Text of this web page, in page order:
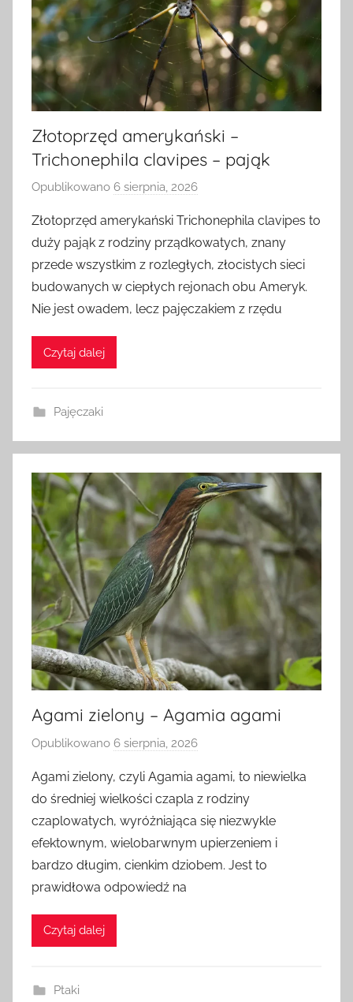
Złotoprzęd amerykański –
Trichonephila clavipes – pająk
Opublikowano 6 sierpnia, 2026
z
e
z
a
d
Złotoprzęd amerykański Trichonephila clavipes to
duży pająk z rodziny prządkowatych, znany
przede wszystkim z rozległych, złocistych sieci
budowanych w ciepłych rejonach obu Ameryk.
Nie jest owadem, lecz pajęczakiem z rzędu
Czytaj dalej
Pajęczaki
Agami zielony – Agamia agami
Opublikowano 6 sierpnia, 2026
z
e
z
a
d
Agami zielony, czyli Agamia agami, to niewielka
do średniej wielkości czapla z rodziny
czaplowatych, wyróżniająca się niezwykle
efektownym, wielobarwnym upierzeniem i
bardzo długim, cienkim dziobem. Jest to
prawidłowa odpowiedź na
Czytaj dalej
Ptaki